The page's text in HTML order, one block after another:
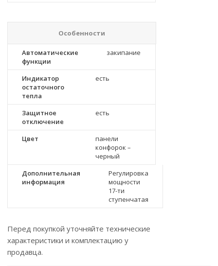
Особенности
Автоматические
функции
закипание
Индикатор
остаточного
тепла
есть
Защитное
отключение
есть
Цвет
панели
конфорок –
черный
Дополнительная
информация
Регулировка
мощности
17-ти
ступенчатая
Перед покупкой уточняйте технические
характеристики и комплектацию у
продавца.